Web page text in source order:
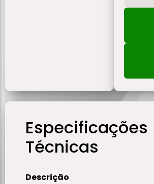
Especificações
Técnicas
Descrição